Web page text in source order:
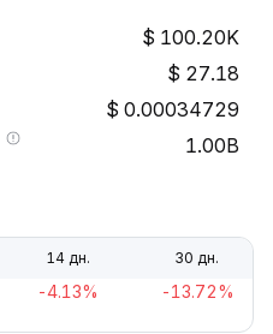
100.20K
27.18
0.00034729
1.00B
14 дн. 30 дн.
-4.13% -13.72%